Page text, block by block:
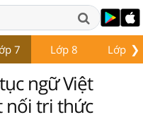
❯
7 Lớp 8 Lớp 9
ngữ Việt
nối tri thức